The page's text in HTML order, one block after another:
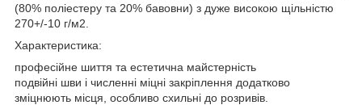
(80% поліестеру та 20% бавовни) з дуже високою щільністю
270+/-10 г/м2.
Характеристика:
професійне шиття та естетична майстерність
подвійні шви і численні міцні закріплення додатково
зміцнюють місця, особливо схильні до розривів.